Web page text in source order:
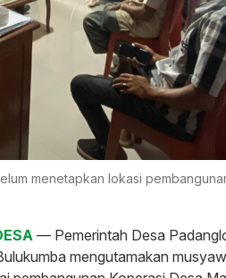
menetapkan lokasi
— Pemerintah Desa
mengutamakan